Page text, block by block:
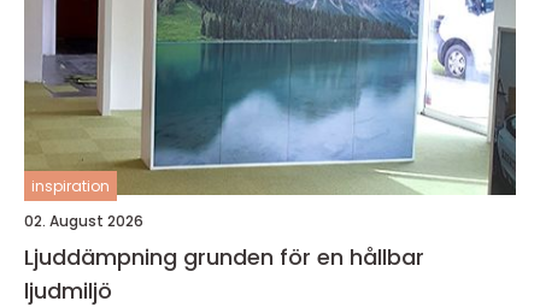
inspiration
02. August 2026
Ljuddämpning grunden för en hållbar
ljudmiljö